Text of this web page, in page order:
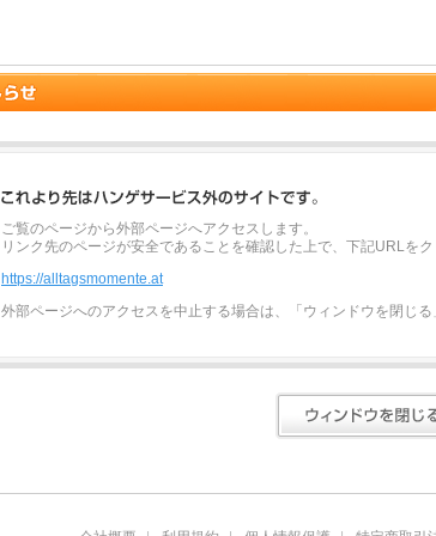
ご覧のページから外部ページへアクセスします。
リンク先のページが安全であることを確認した上で、下記URLをク
https://alltagsmomente.at
外部ページへのアクセスを中止する場合は、「ウィンドウを閉じ